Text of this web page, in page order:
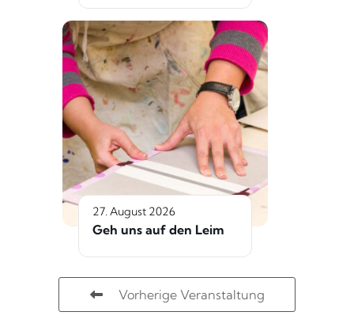
27. August 2026
Geh uns auf den Leim
Vorherige Veranstaltung